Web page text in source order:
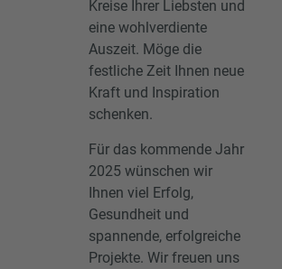
Kreise Ihrer Liebsten und
eine wohlverdiente
Auszeit. Möge die
festliche Zeit Ihnen neue
Kraft und Inspiration
schenken.
Für das kommende Jahr
2025 wünschen wir
Ihnen viel Erfolg,
Gesundheit und
spannende, erfolgreiche
Projekte. Wir freuen uns